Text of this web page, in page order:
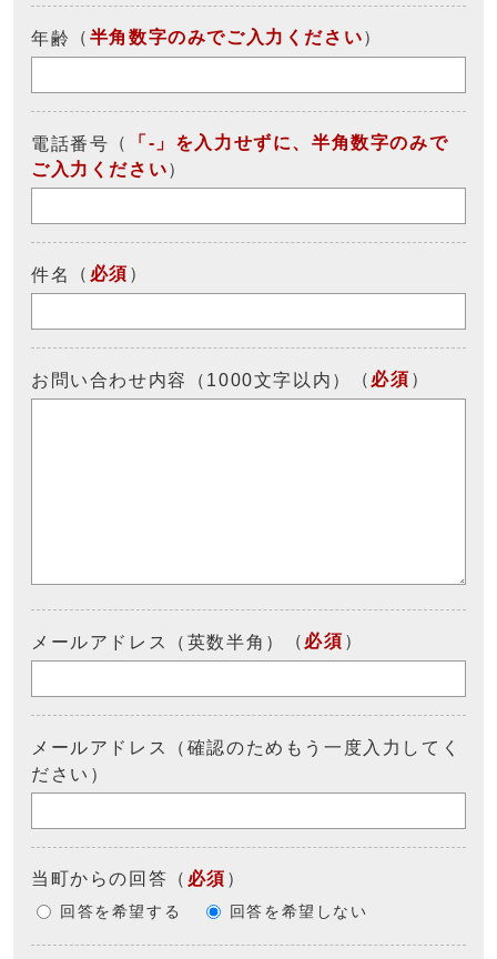
年齢 （ 半角数字のみでご入力ください）
電話番号 （
「-」を入力せずに、半角数字のみで
ご入力ください）
件名 （ 必須 ）
お問い合わせ内容（1000文字以内） （ 必須 ）
メールアドレス（英数半角） （ 必須 ）
メールアドレス（確認のためもう一度入力してく
ださい）
当町からの回答 （ 必須 ）
回答を希望する 回答を希望しない